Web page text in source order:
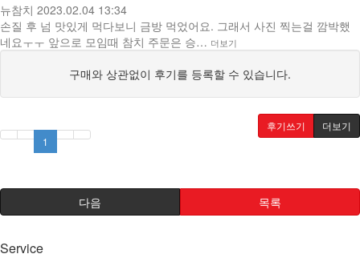
뉴참치 2023.02.04 13:34
손질 후 넘 맛있게 먹다보니 금방 먹었어요. 그래서 사진 찍는걸 깜박했
네요ㅜㅜ 앞으로 모임때 참치 주문은 승… 더보기
구매와 상관없이 후기를 등록할 수 있습니다.
1
후기쓰기 더보기
다음 목록
Service